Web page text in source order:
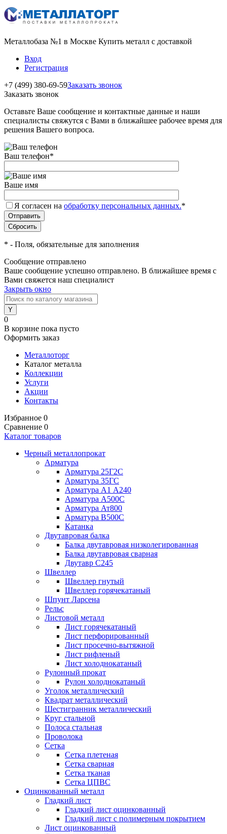
Металлобаза №1 в Москве Купить металл с доставкой
Вход
Регистрация
+7 (499) 380-69-59Заказать звонок
Заказать звонок
Оставьте Ваше сообщение и контактные данные и наши
специалисты свяжутся с Вами в ближайшее рабочее время для
решения Вашего вопроса.
Ваш телефон*
Ваше имя
Я согласен на обработку персональных данных.*
* - Поля, обязательные для заполнения
Сообщение отправлено
Ваше сообщение успешно отправлено. В ближайшее время с
Вами свяжется наш специалист
Закрыть окно
0
В корзине пока пусто
Оформить заказ
Металлоторг
Каталог металла
Коллекции
Услуги
Акции
Контакты
Избранное 0
Сравнение 0
Каталог товаров
Черный металлопрокат
Арматура
Арматура 25Г2С
Арматура 35ГС
Арматура А1 А240
Арматура А500С
Арматура Ат800
Арматура В500С
Катанка
Двутавровая балка
Балка двутавровая низколегированная
Балка двутавровая сварная
Двутавр С245
Швеллер
Швеллер гнутый
Швеллер горячекатаный
Шпунт Ларсена
Рельс
Листовой металл
Лист горячекатаный
Лист перфорированный
Лист просечно-вытяжной
Лист рифленый
Лист холоднокатаный
Рулонный прокат
Рулон холоднокатаный
Уголок металлический
Квадрат металлический
Шестигранник металлический
Круг стальной
Полоса стальная
Проволока
Сетка
Сетка плетеная
Сетка сварная
Сетка тканая
Сетка ЦПВС
Оцинкованный металл
Гладкий лист
Гладкий лист оцинкованный
Гладкий лист с полимерным покрытием
Лист оцинкованный